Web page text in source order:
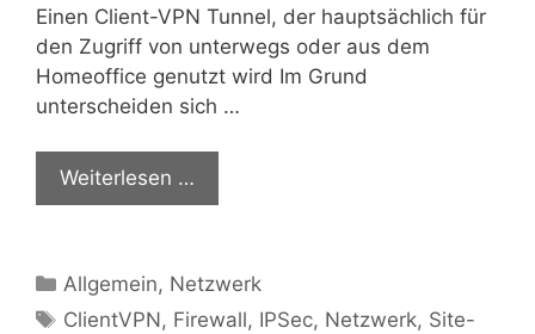
Einen Client-VPN Tunnel, der hauptsächlich für
den Zugriff von unterwegs oder aus dem
Homeoffice genutzt wird Im Grund
unterscheiden sich …
Weiterlesen …
Kategorien
Allgemein, Netzwerk
Schlagwörter
ClientVPN, Firewall, IPSec, Netzwerk, Site-